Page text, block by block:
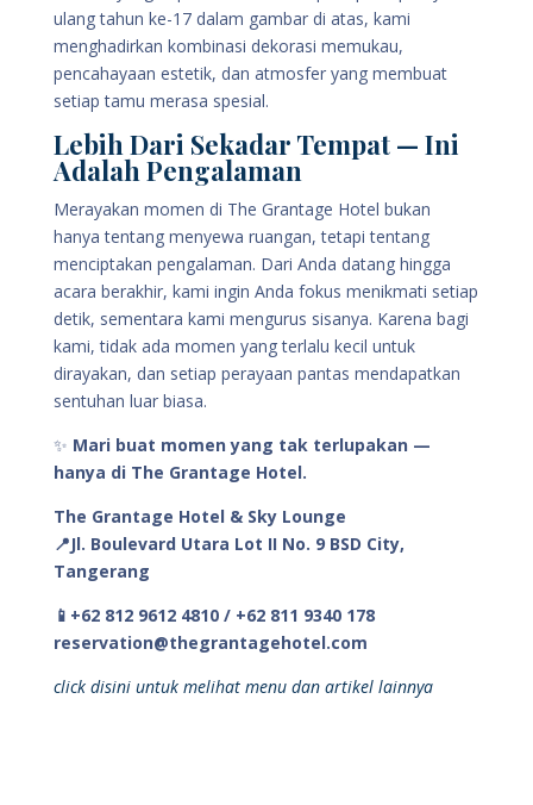
ulang tahun ke-17 dalam gambar di atas, kami
menghadirkan kombinasi dekorasi memukau,
pencahayaan estetik, dan atmosfer yang membuat
setiap tamu merasa spesial.
Lebih Dari Sekadar Tempat — Ini
Adalah Pengalaman
Merayakan momen di The Grantage Hotel bukan
hanya tentang menyewa ruangan, tetapi tentang
menciptakan pengalaman. Dari Anda datang hingga
acara berakhir, kami ingin Anda fokus menikmati setiap
detik, sementara kami mengurus sisanya. Karena bagi
kami, tidak ada momen yang terlalu kecil untuk
dirayakan, dan setiap perayaan pantas mendapatkan
sentuhan luar biasa.
✨ Mari buat momen yang tak terlupakan —
hanya di The Grantage Hotel.
The Grantage Hotel & Sky Lounge
📍Jl. Boulevard Utara Lot II No. 9 BSD City,
Tangerang
📱+62 812 9612 4810 / +62 811 9340 178
reservation@thegrantagehotel.com
click disini untuk melihat menu dan artikel lainnya